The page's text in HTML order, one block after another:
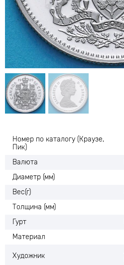
Номер по каталогу (Краузе,
Пик)
Валюта
Диаметр (мм)
Вес(г)
Толщина (мм)
Гурт
Материал
Художник